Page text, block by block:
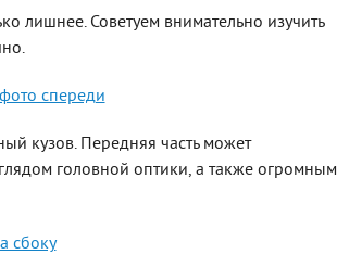
лишнее. Советуем внимательно изучить
кузов. Передняя часть может
головной оптики, а также огромным